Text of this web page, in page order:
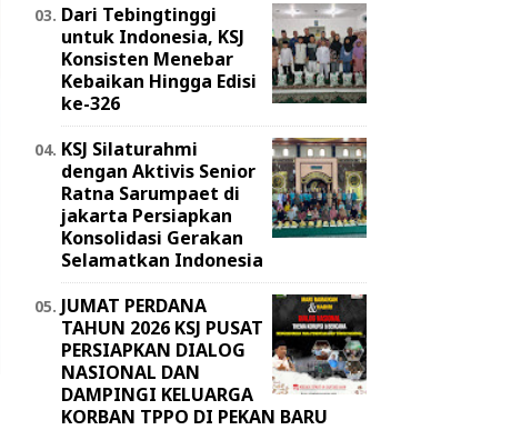
Dari Tebingtinggi
untuk Indonesia, KSJ
Konsisten Menebar
Kebaikan Hingga Edisi
ke-326
KSJ Silaturahmi
dengan Aktivis Senior
Ratna Sarumpaet di
jakarta Persiapkan
Konsolidasi Gerakan
Selamatkan Indonesia
JUMAT PERDANA
TAHUN 2026 KSJ PUSAT
PERSIAPKAN DIALOG
NASIONAL DAN
DAMPINGI KELUARGA
KORBAN TPPO DI PEKAN BARU